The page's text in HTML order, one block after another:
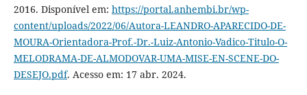
2016. Disponível em: https://portal.anhembi.br/wp-
content/uploads/2022/06/Autora-LEANDRO-APARECIDO-DE-
MOURA-Orientadora-Prof.-Dr.-Luiz-Antonio-Vadico-Titulo-O-
MELODRAMA-DE-ALMODOVAR-UMA-MISE-EN-SCENE-DO-
DESEJO.pdf. Acesso em: 17 abr. 2024.